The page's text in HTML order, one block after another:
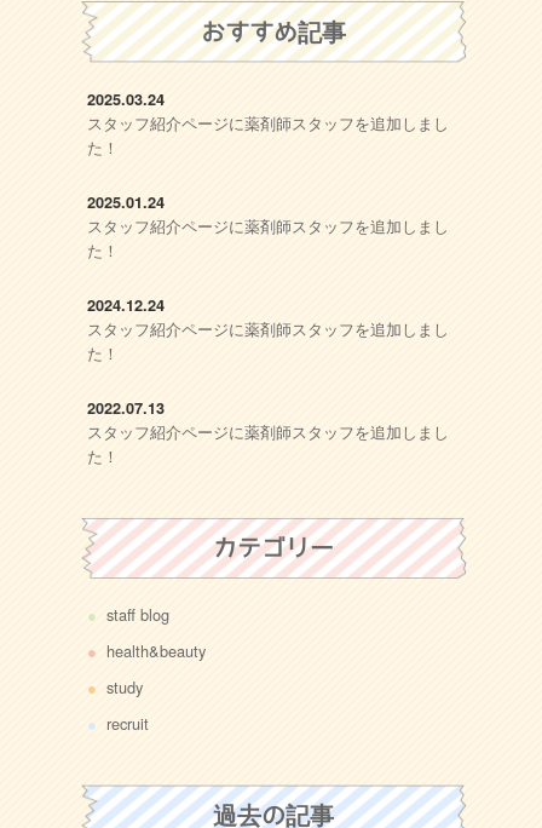
おすすめ記事
2025.03.24
スタッフ紹介ページに薬剤師スタッフを追加しまし
た！
2025.01.24
スタッフ紹介ページに薬剤師スタッフを追加しまし
た！
2024.12.24
スタッフ紹介ページに薬剤師スタッフを追加しまし
た！
2022.07.13
スタッフ紹介ページに薬剤師スタッフを追加しまし
た！
カテゴリー
staff blog
health&beauty
study
recruit
過去の記事